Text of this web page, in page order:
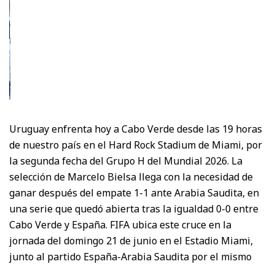
Uruguay enfrenta hoy a Cabo Verde desde las 19 horas
de nuestro país en el Hard Rock Stadium de Miami, por
la segunda fecha del Grupo H del Mundial 2026. La
selección de Marcelo Bielsa llega con la necesidad de
ganar después del empate 1-1 ante Arabia Saudita, en
una serie que quedó abierta tras la igualdad 0-0 entre
Cabo Verde y España. FIFA ubica este cruce en la
jornada del domingo 21 de junio en el Estadio Miami,
junto al partido España-Arabia Saudita por el mismo